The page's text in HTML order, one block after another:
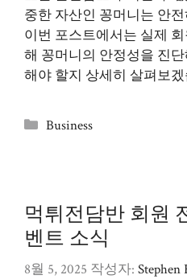
중한 자산인 꽁머니는 안
이번 포스트에서는 실제
해 꽁머니의 안정성을 진
해야 할지 상세히 살펴보
카
Business
먹튀전담반 회원
벤트 소식
8월 5, 2025 작성자: Stephen